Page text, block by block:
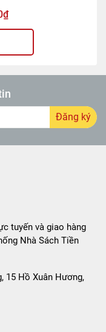
Đăng ký
tuyến và giao hàng
Nhà Sách Tiền
15 Hồ Xuân Hương,